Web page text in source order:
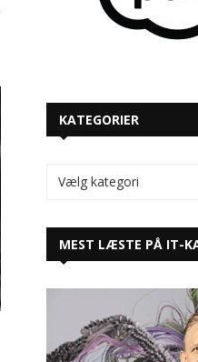
KATEGORIER
MEST LÆSTE PÅ IT-